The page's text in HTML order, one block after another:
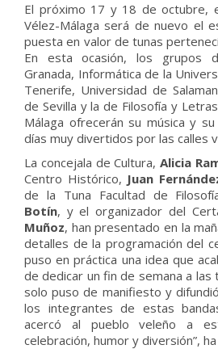
El próximo 17 y 18 de octubre,
Vélez-Málaga será de nuevo el
puesta en valor de tunas
En esta ocasión, los grupos
Granada, Informática de la
Tenerife, Universidad de
de Sevilla y la de Filosofía y
Málaga ofrecerán su música y
días muy divertidos por las calles
La concejala de Cultura,Alicia
Centro Histórico, Juan
de la Tuna Facultad de
Botín, y el organizador del
Muñoz, han presentado en la
detalles de la programación del
puso en práctica una idea que
de dedicar un fin de semana a las
solo puso de manifiesto y
los integrantes de estas
acercó al pueblo veleño a
celebración, humor y diversión”,